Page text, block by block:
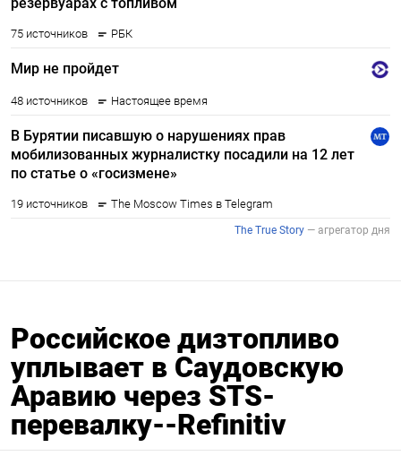
Российское дизтопливо
уплывает в Саудовскую
Аравию через STS-
перевалку--Refinitiv